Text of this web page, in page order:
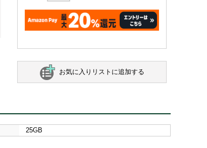
お気に入りリストに追加する
25GB